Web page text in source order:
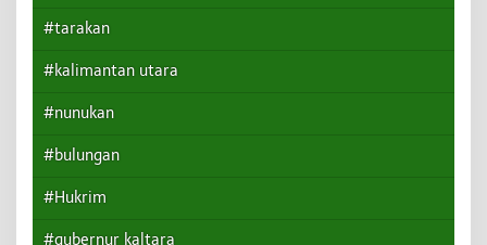
#tarakan
#kalimantan utara
#nunukan
#bulungan
#Hukrim
#gubernur kaltara